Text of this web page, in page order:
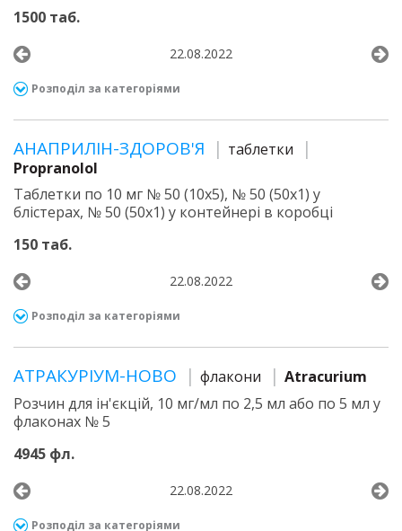
1500 таб.
22.08.2022
Розподіл за категоріями
АНАПРИЛІН-ЗДОРОВ'Я
таблетки
Propranolol
Таблетки по 10 мг № 50 (10х5), № 50 (50х1) у
блістерах, № 50 (50х1) у контейнері в коробці
150 таб.
22.08.2022
Розподіл за категоріями
АТРАКУРІУМ-НОВО флакони
Atracurium
Розчин для ін'єкцій, 10 мг/мл по 2,5 мл або по 5 мл у
флаконах № 5
4945 фл.
22.08.2022
Розподіл за категоріями